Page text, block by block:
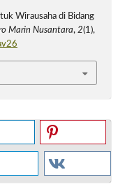
Wirausaha di Bidang
Marin Nusantara, 2(1),